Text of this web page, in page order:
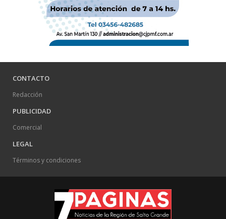
CONTACTO
Redacción
PUBLICIDAD
Comercial
LEGAL
Términos y condiciones